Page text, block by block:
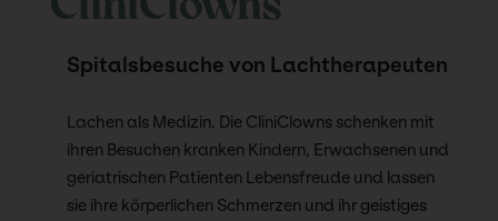
Spitalsbesuche von Lachtherapeuten
Lachen als Medizin. Die CliniClowns schenken mit
ihren Besuchen kranken Kindern, Erwachsenen und
geriatrischen Patienten Lebensfreude und lassen
sie ihre körperlichen Schmerzen und ihr geistiges